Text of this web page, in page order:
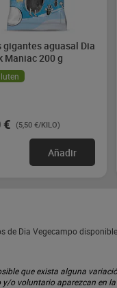
gigantes aguasal Dia
Maniac 200 g
€ (5,50 €/KILO)
Añadir
Dia Vegecampo
que exista alguna
o voluntario aparezcan en la